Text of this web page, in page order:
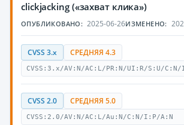
clickjacking («захват клика»)
ОПУБЛИКОВАНО: 2025-06-26ИЗМЕНЕНО:
CVSS 3.x СРЕДНЯЯ 4.3
CVSS:3.x/AV:N/AC:L/PR:N/UI:R/S:U/
CVSS 2.0 СРЕДНЯЯ 5.0
CVSS:2.0/AV:N/AC:L/Au:N/C:N/I:P/A:N